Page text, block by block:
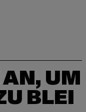
UM
BLEI